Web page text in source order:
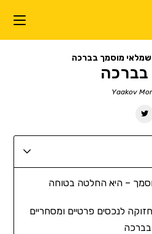
מוסמך בברכה
Yaakov Mor
– היא החלטה בטוחה
לנכסים פרטיים ומסחריים
בברכה